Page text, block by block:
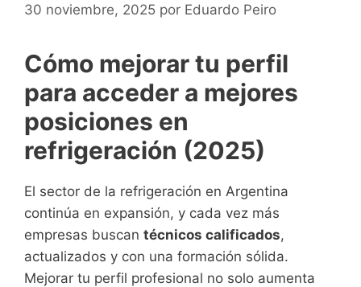
30 noviembre, 2025 por Eduardo Peiro
Cómo mejorar tu perfil
para acceder a mejores
posiciones en
refrigeración (2025)
El sector de la refrigeración en Argentina
continúa en expansión, y cada vez más
empresas buscan técnicos calificados,
actualizados y con una formación sólida.
Mejorar tu perfil profesional no solo aumenta